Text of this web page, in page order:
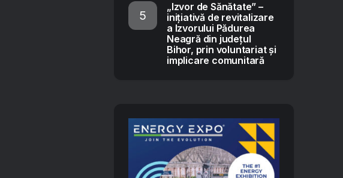
„Izvor de Sănătate” –
inițiativă de revitalizare
a Izvorului Pădurea
Neagră din județul
Bihor, prin voluntariat și
implicare comunitară